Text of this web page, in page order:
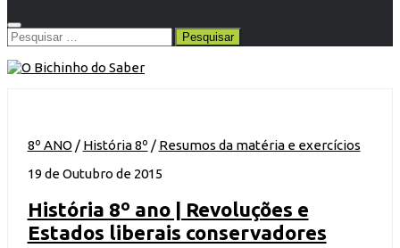
Pesquisar
por:
8º ANO / História 8º / Resumos da matéria e exercícios
19 de Outubro de 2015
História 8º ano | Revoluções e
Estados liberais conservadores